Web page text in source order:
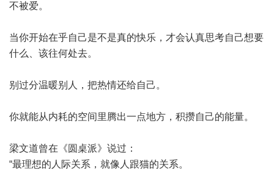
不被爱。
当你开始在乎自己是不是真的快乐，才会认真思考自己想要
什么、该往何处去。
别过分温暖别人，把热情还给自己。
你就能从内耗的空间里腾出一点地方，积攒自己的能量。
梁文道曾在《圆桌派》说过：
“最理想的人际关系，就像人跟猫的关系。